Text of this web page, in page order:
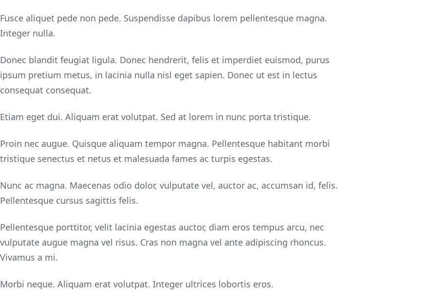
Fusce aliquet pede non pede. Suspendisse dapibus lorem pellentesque magna.
Integer nulla.
Donec blandit feugiat ligula. Donec hendrerit, felis et imperdiet euismod, purus
ipsum pretium metus, in lacinia nulla nisl eget sapien. Donec ut est in lectus
consequat consequat.
Etiam eget dui. Aliquam erat volutpat. Sed at lorem in nunc porta tristique.
Proin nec augue. Quisque aliquam tempor magna. Pellentesque habitant morbi
tristique senectus et netus et malesuada fames ac turpis egestas.
Nunc ac magna. Maecenas odio dolor, vulputate vel, auctor ac, accumsan id, felis.
Pellentesque cursus sagittis felis.
Pellentesque porttitor, velit lacinia egestas auctor, diam eros tempus arcu, nec
vulputate augue magna vel risus. Cras non magna vel ante adipiscing rhoncus.
Vivamus a mi.
Morbi neque. Aliquam erat volutpat. Integer ultrices lobortis eros.